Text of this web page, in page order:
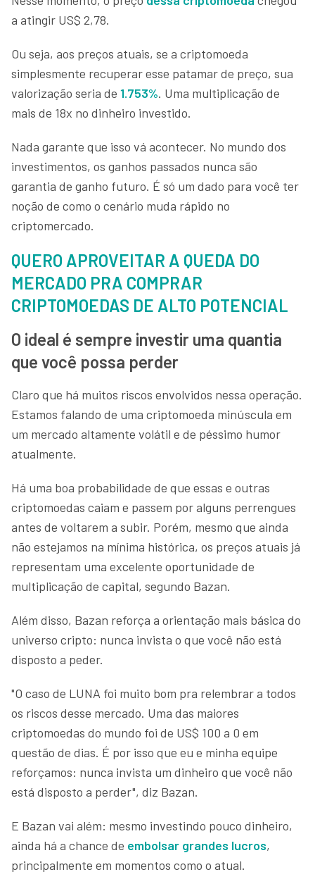
a atingir US$ 2,78.
Ou seja, aos preços atuais, se a criptomoeda
simplesmente recuperar esse patamar de preço, sua
valorização seria de 1.753%. Uma multiplicação de
mais de 18x no dinheiro investido.
Nada garante que isso vá acontecer. No mundo dos
investimentos, os ganhos passados nunca são
garantia de ganho futuro. É só um dado para você ter
noção de como o cenário muda rápido no
criptomercado.
QUERO APROVEITAR A QUEDA DO
MERCADO PRA COMPRAR
CRIPTOMOEDAS DE ALTO POTENCIAL
O ideal é sempre investir uma quantia
que você possa perder
Claro que há muitos riscos envolvidos nessa operação.
Estamos falando de uma criptomoeda minúscula em
um mercado altamente volátil e de péssimo humor
atualmente.
Há uma boa probabilidade de que essas e outras
criptomoedas caiam e passem por alguns perrengues
antes de voltarem a subir. Porém, mesmo que ainda
não estejamos na mínima histórica, os preços atuais já
representam uma excelente oportunidade de
multiplicação de capital, segundo Bazan.
Além disso, Bazan reforça a orientação mais básica do
universo cripto: nunca invista o que você não está
disposto a peder.
"O caso de LUNA foi muito bom pra relembrar a todos
os riscos desse mercado. Uma das maiores
criptomoedas do mundo foi de US$ 100 a 0 em
questão de dias. É por isso que eu e minha equipe
reforçamos: nunca invista um dinheiro que você não
está disposto a perder", diz Bazan.
E Bazan vai além: mesmo investindo pouco dinheiro,
ainda há a chance de embolsar grandes lucros,
principalmente em momentos como o atual.